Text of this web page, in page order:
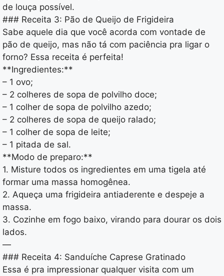
de louça possível.
### Receita 3: Pão de Queijo de Frigideira
Sabe aquele dia que você acorda com vontade de
pão de queijo, mas não tá com paciência pra ligar o
forno? Essa receita é perfeita!
**Ingredientes:**
– 1 ovo;
– 2 colheres de sopa de polvilho doce;
– 1 colher de sopa de polvilho azedo;
– 2 colheres de sopa de queijo ralado;
– 1 colher de sopa de leite;
– 1 pitada de sal.
**Modo de preparo:**
1. Misture todos os ingredientes em uma tigela até
formar uma massa homogênea.
2. Aqueça uma frigideira antiaderente e despeje a
massa.
3. Cozinhe em fogo baixo, virando para dourar os dois
lados.
—
### Receita 4: Sanduíche Caprese Gratinado
Essa é pra impressionar qualquer visita com um